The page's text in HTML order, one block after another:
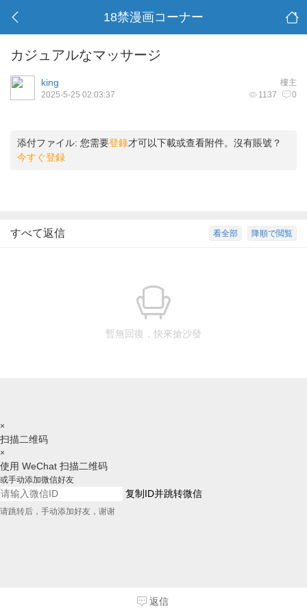
18禁漫画コーナー
カジュアルなマッサージ
樓主
king
1137 0
2025-5-25 02:03:37
添付ファイル: 您需要登錄才可以下載或查看附件。沒有賬號？
今すぐ登録
降順で閲覧
看全部
すべて返信
暫無回復，快來搶沙發
返信
×
扫描二维码
×
使用 WeChat 扫描二维码
或手动添加微信好友
复制ID并跳转微信
请跳转后，手动添加好友，谢谢